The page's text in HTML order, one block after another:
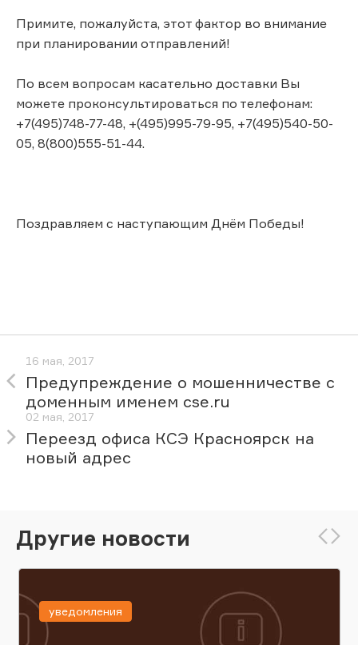
Примите, пожалуйста, этот фактор во внимание
при планировании отправлений!
По всем вопросам касательно доставки Вы
можете проконсультироваться по телефонам:
+7(495)748-77-48, +(495)995-79-95, +7(495)540-50-
05, 8(800)555-51-44.
Поздравляем с наступающим Днём Победы!
16 мая, 2017
Предупреждение о мошенничестве с
доменным именем cse.ru
02 мая, 2017
Переезд офиса КСЭ Красноярск на
новый адрес
Другие новости
уведомления